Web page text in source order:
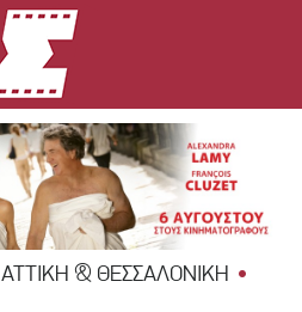
ΑΤΤΙΚΗ & ΘΕΣΣΑΛΟΝΙΚΗ